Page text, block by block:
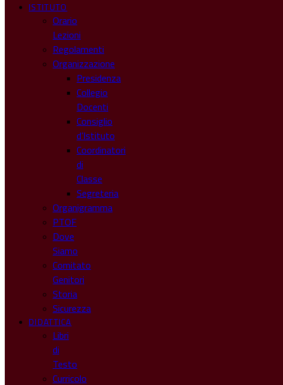
ISTITUTO
Orario
Lezioni
Regolamenti
Organizzazione
Presidenza
Collegio
Docenti
Consiglio
d’Istituto
Coordinatori
di
Classe
Segreteria
Organigramma
PTOF
Dove
Siamo
Comitato
Genitori
Storia
Sicurezza
DIDATTICA
Libri
di
Testo
Curricolo